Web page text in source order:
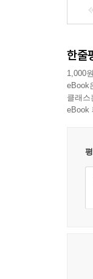
부커
소설
이다.
약
전혀
『
아프
회상
한줄
1,000
eBook
클래
eBook